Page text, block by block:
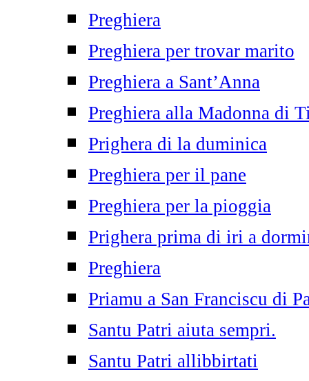
Preghiera
Preghiera per trovar marito
Preghiera a Sant’Anna
Preghiera alla Madonna di
Prighera di la duminica
Preghiera per il pane
Preghiera per la pioggia
Prighera prima di iri a
Preghiera
Priamu a San Franciscu di
Santu Patri aiuta sempri.
Santu Patri allibbirtati